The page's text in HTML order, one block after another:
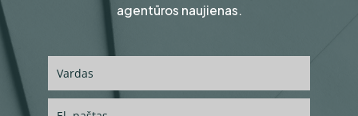
agentūros naujienas.